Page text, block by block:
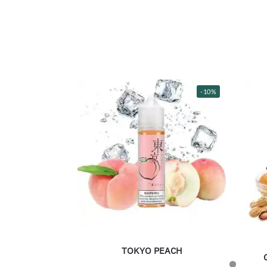
-10%
TOKYO PEACH